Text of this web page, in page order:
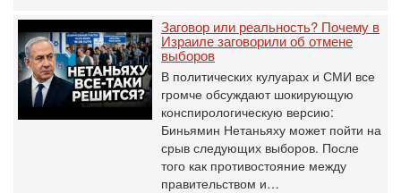
Заговор или реальность? Почему в
Израиле заговорили об отмене
выборов
В политических кулуарах и СМИ все
громче обсуждают шокирующую
конспирологическую версию:
Биньямин Нетаньяху может пойти на
срыв следующих выборов. После
того как противостояние между
правительством и…